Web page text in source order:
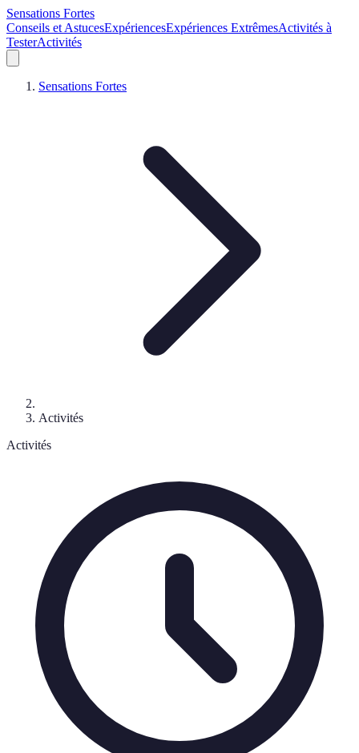
Sensations Fortes
Conseils et AstucesExpériencesExpériences ExtrêmesActivités à
TesterActivités
Sensations Fortes
Activités
Activités